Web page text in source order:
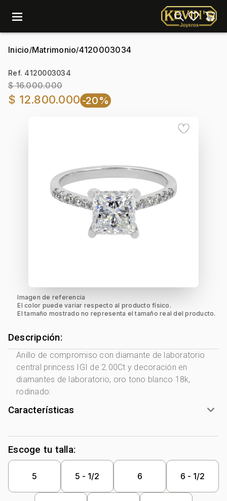
menu
Inicio/Matrimonio/4120003034
Ref. 4120003034
$ 16.000.000
$ 12.800.000 -20%
Imagen de referencia
El color puede variar respecto al producto físico.
El tamaño mostrado no representa el tamaño real del producto.
Descripción:
Anillo de compromiso con diamante de laboratorio
central princess IGI de 2.00Ct y decoración en
diamantes de laboratorio, oro tono blanco 18k,
rodinado:
Características
Tono Metal: Blanco
Metal: Oro 18 Kilates
Peso piedra central:
Piedra central:
Diamante Laboratorio
Piedra decoración:
Diamante Laboratorio
Escoge tu talla:
5 5 - 1/2 6 6 - 1/2